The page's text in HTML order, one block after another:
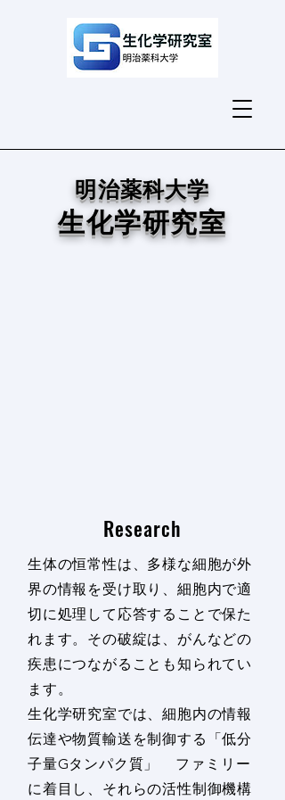
明治薬科大学
生化学研究室
Research
生体の恒常性は、多様な細胞が外
界の情報を受け取り、細胞内で適
切に処理して応答することで保た
れます。その破綻は、がんなどの
疾患につながることも知られてい
ます。
生化学研究室では、細胞内の情報
伝達や物質輸送を制御する「低分
子量Gタンパク質」 ファミリー
に着目し、それらの活性制御機構